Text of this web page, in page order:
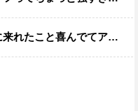
邦もやってることヤバくない？ってなる